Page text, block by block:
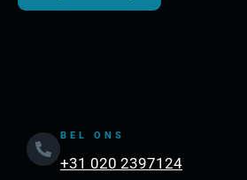
BEL ONS
+31 020 2397124